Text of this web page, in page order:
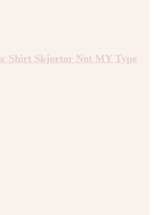
Shirt Skjortor Not MY Type